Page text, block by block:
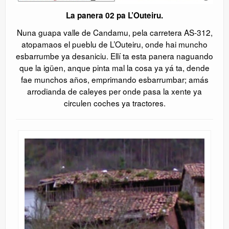
La panera 02 pa L’Outeiru.
Nuna guapa valle de Candamu, pela carretera AS-312,
atopamaos el pueblu de L’Outeiru, onde hai muncho
esbarrumbe ya desaniciu. Ellí ta esta panera naguando
que la igüen, anque pinta mal la cosa ya yá ta, dende
fae munchos años, emprimando esbarrumbar; amás
arrodianda de caleyes per onde pasa la xente ya
circulen coches ya tractores.